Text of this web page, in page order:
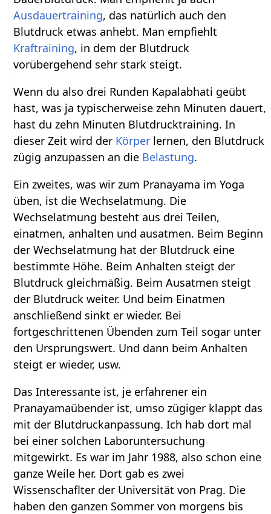
Ausdauertraining, das natürlich auch den
Blutdruck etwas anhebt. Man empfiehlt
Kraftraining, in dem der Blutdruck
vorübergehend sehr stark steigt.
Wenn du also drei Runden Kapalabhati geübt
hast, was ja typischerweise zehn Minuten dauert,
hast du zehn Minuten Blutdrucktraining. In
dieser Zeit wird der Körper lernen, den Blutdruck
zügig anzupassen an die Belastung.
Ein zweites, was wir zum Pranayama im Yoga
üben, ist die Wechselatmung. Die
Wechselatmung besteht aus drei Teilen,
einatmen, anhalten und ausatmen. Beim Beginn
der Wechselatmung hat der Blutdruck eine
bestimmte Höhe. Beim Anhalten steigt der
Blutdruck gleichmäßig. Beim Ausatmen steigt
der Blutdruck weiter. Und beim Einatmen
anschließend sinkt er wieder. Bei
fortgeschrittenen Übenden zum Teil sogar unter
den Ursprungswert. Und dann beim Anhalten
steigt er wieder, usw.
Das Interessante ist, je erfahrener ein
Pranayamaübender ist, umso zügiger klappt das
mit der Blutdruckanpassung. Ich hab dort mal
bei einer solchen Laboruntersuchung
mitgewirkt. Es war im Jahr 1988, also schon eine
ganze Weile her. Dort gab es zwei
Wissenschaflter der Universität von Prag. Die
haben den ganzen Sommer von morgens bis